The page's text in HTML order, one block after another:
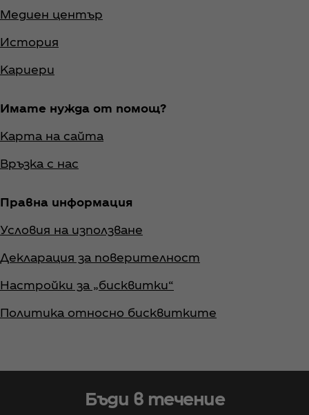
Медиен център
История
Кариери
Имате нужда от помощ?
Карта на сайта
Връзка с нас
Правна информация
Условия на използване
Декларация за поверителност
Настройки за „бисквитки“
Политика относно бисквитките
Бъди в течение